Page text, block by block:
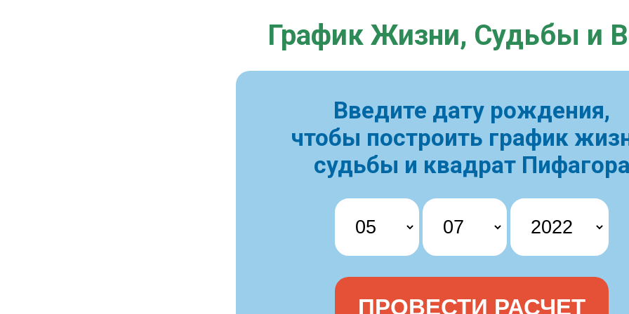
График Жизни, Судьбы и
Введите дату рождения,
чтобы построить график
судьбы и квадрат Пифагора
ПРОВЕСТИ РАСЧЕТ